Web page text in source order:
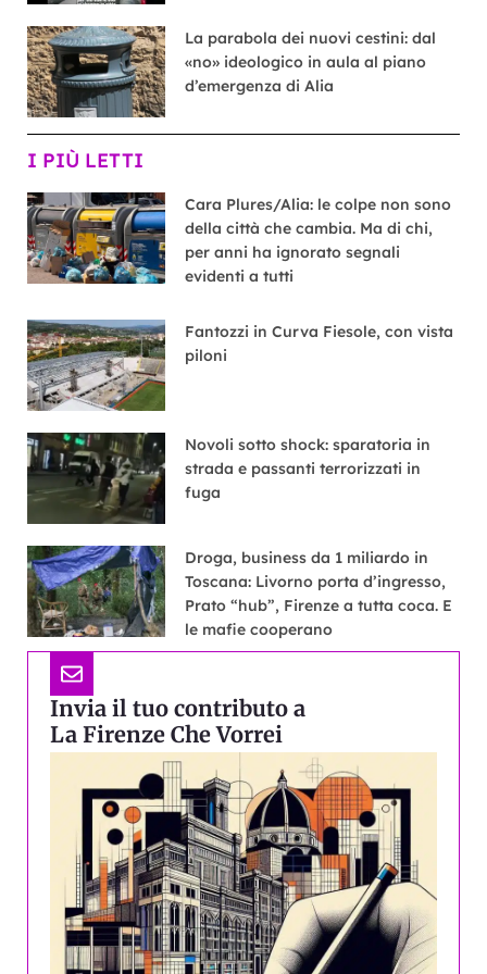
La parabola dei nuovi cestini: dal
«no» ideologico in aula al piano
d’emergenza di Alia
I PIÙ LETTI
Cara Plures/Alia: le colpe non sono
della città che cambia. Ma di chi,
per anni ha ignorato segnali
evidenti a tutti
Fantozzi in Curva Fiesole, con vista
piloni
Novoli sotto shock: sparatoria in
strada e passanti terrorizzati in
fuga
Droga, business da 1 miliardo in
Toscana: Livorno porta d’ingresso,
Prato “hub”, Firenze a tutta coca. E
le mafie cooperano
Invia il tuo contributo a
La Firenze Che Vorrei